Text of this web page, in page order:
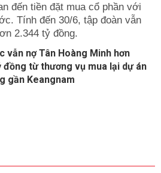
đến tiền đặt mua cổ phần với
Tính đến 30/6, tập đoàn vẫn
2.344 tỷ đồng.
vẫn nợ Tân Hoàng Minh hơn
đồng từ thương vụ mua lại dự án
gần Keangnam